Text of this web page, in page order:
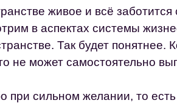
живое и всё
в аспектах системы
Так будет понятнее.
не может самостоятельно
при сильном желании, то